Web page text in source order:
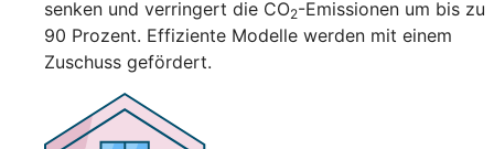
senken und verringert die CO2-Emissionen um bis zu
90 Prozent. Effiziente Modelle werden mit einem
Zuschuss gefördert.